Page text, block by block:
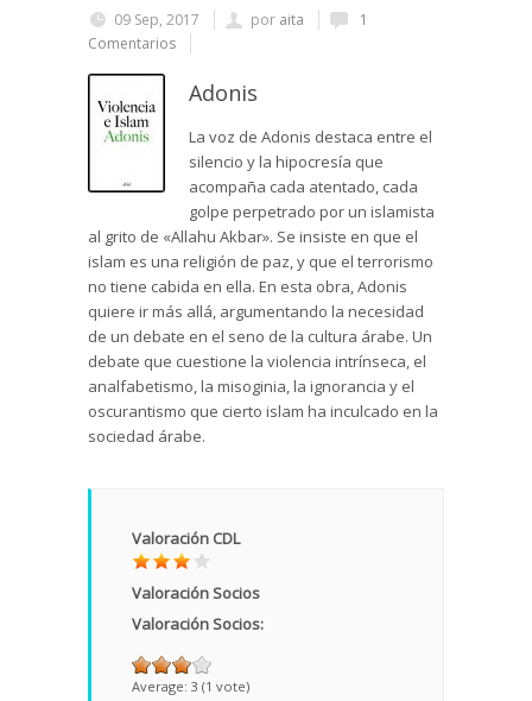
09 Sep, 2017 por aita
1
Comentarios
Adonis
La voz de Adonis destaca entre el
silencio y la hipocresía que
acompaña cada atentado, cada
golpe perpetrado por un islamista
al grito de «Allahu Akbar». Se insiste en que el
islam es una religión de paz, y que el terrorismo
no tiene cabida en ella. En esta obra, Adonis
quiere ir más allá, argumentando la necesidad
de un debate en el seno de la cultura árabe. Un
debate que cuestione la violencia intrínseca, el
analfabetismo, la misoginia, la ignorancia y el
oscurantismo que cierto islam ha inculcado en la
sociedad árabe.
Valoración CDL
Valoración Socios
Valoración Socios:
Average: 3 (1 vote)